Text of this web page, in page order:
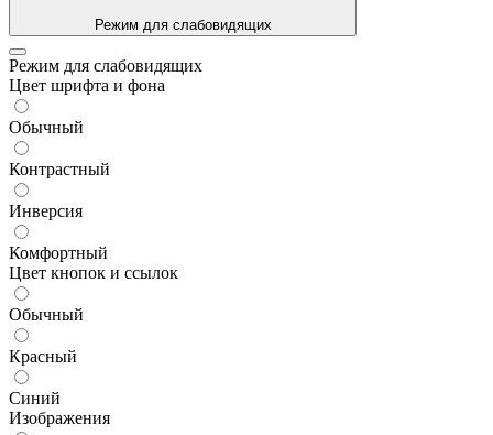
Режим для слабовидящих
Режим для слабовидящих
Цвет шрифта и фона
Обычный
Контрастный
Инверсия
Комфортный
Цвет кнопок и ссылок
Обычный
Красный
Синий
Изображения